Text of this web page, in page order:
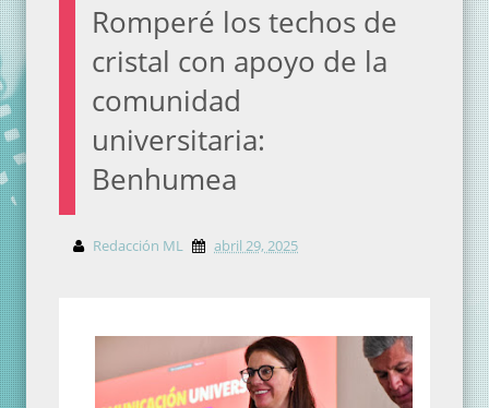
Romperé los techos de
cristal con apoyo de la
comunidad
universitaria:
Benhumea
Redacción ML abril 29, 2025